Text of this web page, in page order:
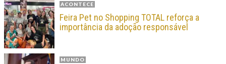
ACONTECE
Feira Pet no Shopping TOTAL reforça a
importância da adoção responsável
MUNDO